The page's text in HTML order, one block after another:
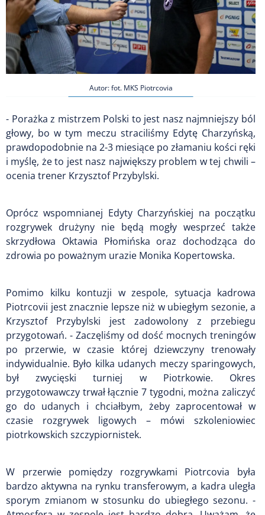
Autor: fot. MKS Piotrcovia
- Porażka z mistrzem Polski to jest nasz najmniejszy ból
głowy, bo w tym meczu straciliśmy Edytę Charzyńską,
prawdopodobnie na 2-3 miesiące po złamaniu kości ręki
i myślę, że to jest nasz największy problem w tej chwili –
ocenia trener Krzysztof Przybylski.
Oprócz wspomnianej Edyty Charzyńskiej na początku
rozgrywek drużyny nie będą mogły wesprzeć także
skrzydłowa Oktawia Płomińska oraz dochodząca do
zdrowia po poważnym urazie Monika Kopertowska.
Pomimo kilku kontuzji w zespole, sytuacja kadrowa
Piotrcovii jest znacznie lepsze niż w ubiegłym sezonie, a
Krzysztof Przybylski jest zadowolony z przebiegu
przygotowań. - Zaczęliśmy od dość mocnych treningów
po przerwie, w czasie której dziewczyny trenowały
indywidualnie. Było kilka udanych meczy sparingowych,
był zwycięski turniej w Piotrkowie. Okres
przygotowawczy trwał łącznie 7 tygodni, można zaliczyć
go do udanych i chciałbym, żeby zaprocentował w
czasie rozgrywek ligowych – mówi szkoleniowiec
piotrkowskich szczypiornistek.
W przerwie pomiędzy rozgrywkami Piotrcovia była
bardzo aktywna na rynku transferowym, a kadra uległa
sporym zmianom w stosunku do ubiegłego sezonu. -